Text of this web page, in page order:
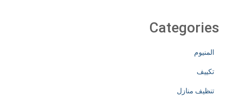
Categories
المنيوم
تكييف
تنظيف منازل